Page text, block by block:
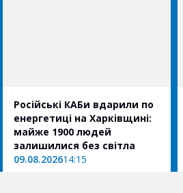
Російські КАБи вдарили по
енергетиці на Харківщині:
майже 1900 людей
залишилися без світла
09.08.202614:15